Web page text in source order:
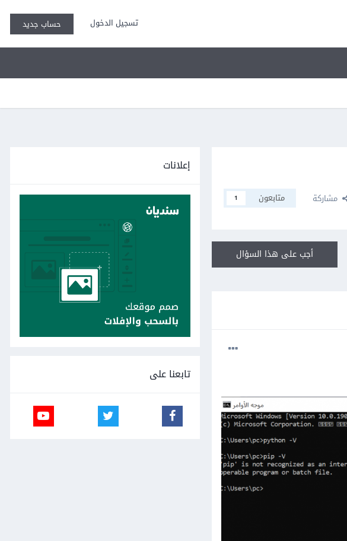
تسجيل الدخول حساب جديد
مشاركة متابعون 1
أجب على هذا السؤال
إعلانات
تابعنا على